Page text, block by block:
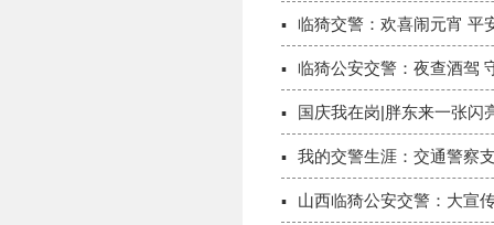
临猗交警：欢喜闹元宵 平
临猗公安交警：夜查酒驾
国庆我在岗|胖东来一张闪
我的交警生涯：交通警察
山西临猗公安交警：大宣